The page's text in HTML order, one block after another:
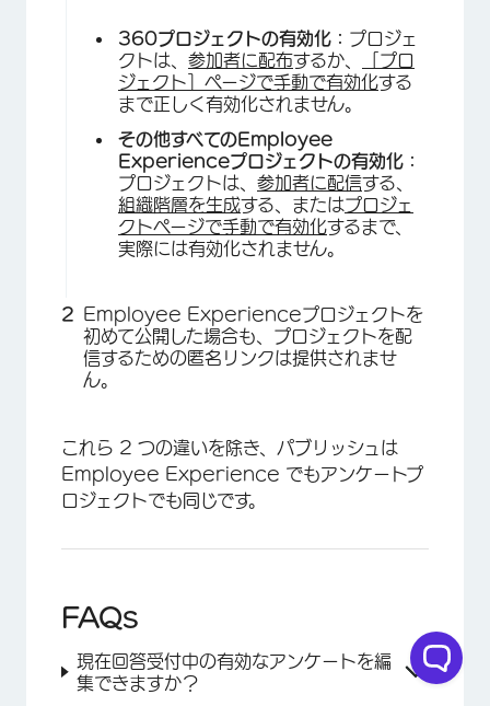
360プロジェクトの有効化： プロジェ
クトは、 参加者に配布するか、
［プロ
ジェクト］ページで手動で有効化する
まで正しく有効化されません。
その他すべてのEmployee
Experienceプロジェクトの有効化：
プロジェクトは、 参加者に配信する、
組織階層を生成する、またはプロジェ
クトページで手動で有効化するまで、
実際には有効化されません。
Employee Experienceプロジェクトを
初めて公開した場合も、プロジェクトを配
信するための匿名リンクは提供されませ
ん。
これら 2 つの違いを除き、パブリッシュは
Employee Experience でもアンケートプ
ロジェクトでも同じです。
FAQs
現在回答受付中の有効なアンケートを編
集できますか？